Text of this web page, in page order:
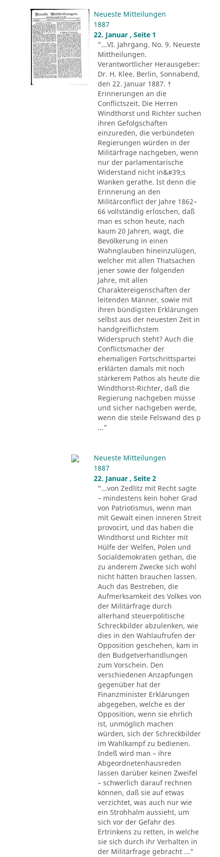
Neueste Mitteilungen
1887
22. Januar , Seite 1
"...VI. Jahrgang. No. 9. Neueste
Mittheilungen.
Verantwortlicher Herausgeber:
Dr. H. Klee. Berlin, Sonnabend,
den 22. Januar 1887. †
Erinnerungen an die
Conflictszeit. Die Herren
Windthorst und Richter suchen
ihren Gefolgschaften
einzureden, die verbündeten
Regierungen würden in der
Militärfrage nachgeben, wenn
nur der parlamentarische
Widerstand nicht in&#39;s
Wanken gerathe. Ist denn die
Erinnerung an den
Militärconflict der Jahre 1862–
66 vollständig erloschen, daß
man es schon heute, nach
kaum 20 Jahren, wagt, die
Bevölkerung in einen
Wahnglauben hineinzulügen,
welcher mit allen Thatsachen
jener sowie der folgenden
Jahre, mit allen
Charaktereigenschaften der
leitenden Männer, sowie mit
ihren bündigsten Erklärungen
selbst aus der neuesten Zeit in
handgreiflichstem
Widerspruch steht? Auch die
Conflictsmacher der
ehemaligen Fortschrittspartei
erklärten damals mit noch
stärkerem Pathos als heute die
Windthorst-Richter, daß die
Regierung nachgeben müsse
und sicher nachgeben werde,
wenn die steile Felswand des p
..."
Neueste Mitteilungen
1887
22. Januar , Seite 2
"...von Zedlitz mit Recht sagte
– mindestens kein hoher Grad
von Patriotismus, wenn man
mit Gewalt einen inneren Streit
provocirt, und das haben die
Windthorst und Richter mit
Hülfe der Welfen, Polen und
Socialdemokraten gethan, die
zu anderem Zwecke sich wohl
nicht hätten brauchen lassen.
Auch das Bestreben, die
Aufmerksamkeit des Volkes von
der Militärfrage durch
allerhand steuerpolitische
Schreckbilder abzulenken, wie
dies in den Wahlaufrufen der
Opposition geschehen, kam in
den Budgetverhandlungen
zum Vorschein. Den
verschiedenen Anzapfungen
gegenüber hat der
Finanzminister Erklärungen
abgegeben, welche es der
Opposition, wenn sie ehrlich
ist, unmöglich machen
würden, sich der Schreckbilder
im Wahlkampf zu bedienen.
Indeß wird man – ihre
Abgeordnetenhausreden
lassen darüber keinen Zweifel
– schwerlich darauf rechnen
können, daß sie auf etwas
verzichtet, was auch nur wie
ein Strohhalm aussieht, um
sich vor der Gefahr des
Ertrinkens zu retten, in welche
sie sich durch ihr Verhalten in
der Militärfrage gebracht ..."